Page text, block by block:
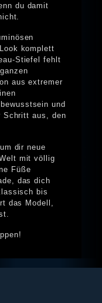
du damit
komplett
Stiefel fehlt
aus extremer
und
Schritt aus, den
dir neue
mit völlig
Füße
das dich
bis
das Modell,